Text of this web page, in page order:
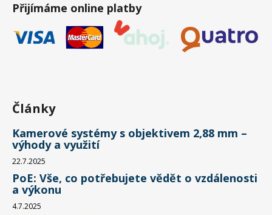
Přijímáme online platby
Články
Kamerové systémy s objektivem 2,88 mm –
výhody a využití
22.7.2025
PoE: Vše, co potřebujete vědět o vzdálenosti
a výkonu
4.7.2025